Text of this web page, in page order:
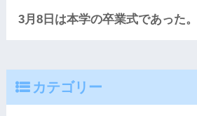
3月8日は本学の卒業式であった。
カテゴリー